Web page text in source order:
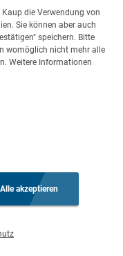
die Verwendung von
Sie können aber auch
speichern. Bitte
womöglich nicht mehr alle
Weitere Informationen
Alle akzeptieren